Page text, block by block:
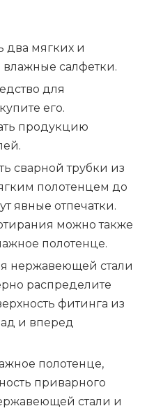
два мягких и
салфетки.
для
его.
продукцию
сварной трубки из
полотенцем до
явные отпечатки.
можно также
полотенце.
нержавеющей стали
распределите
фитинга из
и вперед
полотенце,
приварного
стали и